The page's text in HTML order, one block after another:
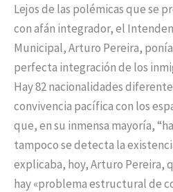
Lejos de las polémicas que se
con afán integrador, el
Municipal, Arturo Pereira,
perfecta integración de los
Hay 82 nacionalidades
convivencia pacífica con los
que, en su inmensa mayoría,
tampoco se detecta la
explicaba, hoy, Arturo Pereira,
hay «problema estructural de